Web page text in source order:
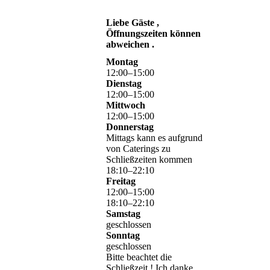
Liebe Gäste ,
Öffnungszeiten können
abweichen .
Montag
12:00–15:00
Dienstag
12:00–15:00
Mittwoch
12:00–15:00
Donnerstag
Mittags kann es aufgrund
von Caterings zu
Schließzeiten kommen
18:10–22:10
Freitag
12:00–15:00
18:10–22:10
Samstag
geschlossen
Sonntag
geschlossen
Bitte beachtet die